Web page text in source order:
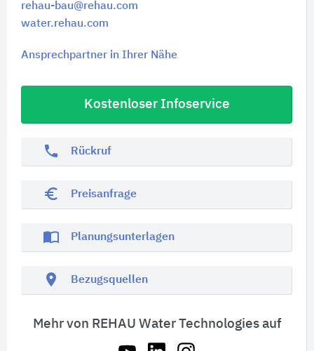
rehau-bau@rehau.com
water.rehau.com
Ansprechpartner in Ihrer Nähe
Kostenloser Infoservice
phone Rückruf
euro_symbol Preisanfrage
import_contacts Planungsunterlagen
location_on Bezugsquellen
Mehr von REHAU Water Technologies auf